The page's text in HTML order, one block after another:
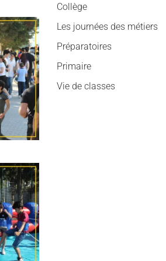
Collège
Les journées des métiers
Préparatoires
Primaire
Vie de classes